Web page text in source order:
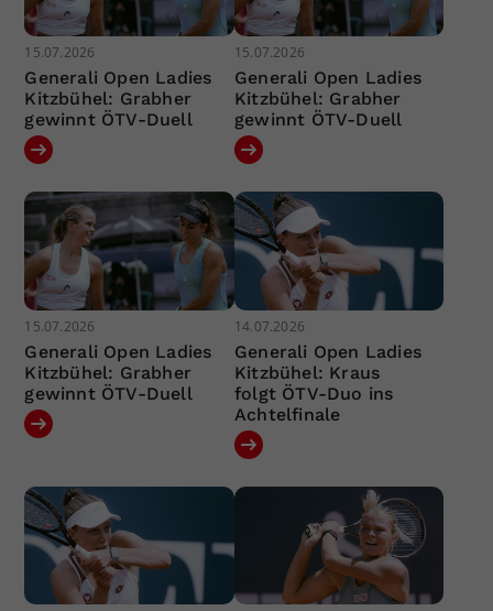
15.07.2026
Generali Open Ladies
Kitzbühel: Grabher
gewinnt ÖTV-Duell
15.07.2026
Generali Open Ladies
Kitzbühel: Grabher
gewinnt ÖTV-Duell
15.07.2026
Generali Open Ladies
Kitzbühel: Grabher
gewinnt ÖTV-Duell
14.07.2026
Generali Open Ladies
Kitzbühel: Kraus
folgt ÖTV-Duo ins
Achtelfinale